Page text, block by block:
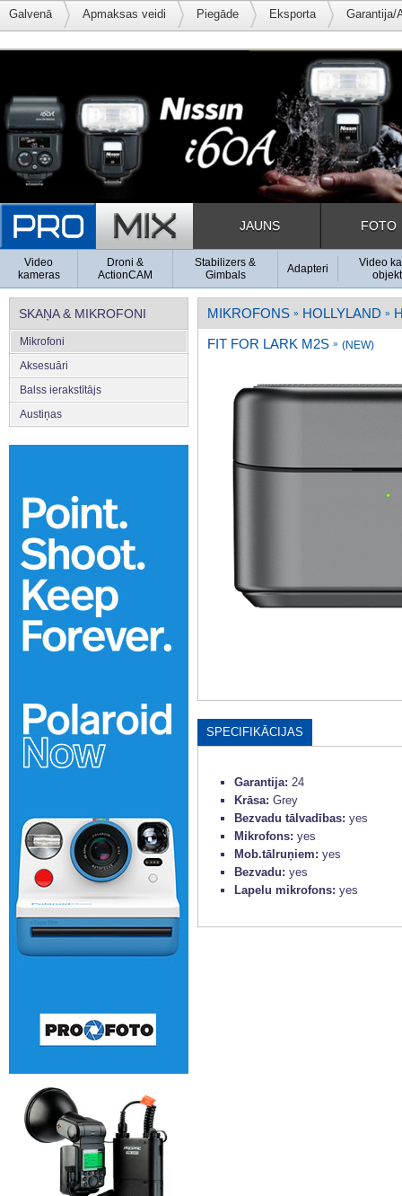
Galvenā Apmaksas veidi Piegāde Eksporta Garantija/
JAUNS FOTO
Video
kameras
Droni &
ActionCAM
Stabilizers &
Gimbals
Adapteri
Video
SKAŅA & MIKROFONI
Mikrofoni
Aksesuāri
Balss ierakstītājs
Austiņas
MIKROFONS » HOLLYLAND »
FIT FOR LARK M2S » (NEW)
SPECIFIKĀCIJAS
Garantija: 24
Krāsa: Grey
Bezvadu tālvadības: yes
Mikrofons: yes
Mob.tālruņiem: yes
Bezvadu: yes
Lapelu mikrofons: yes